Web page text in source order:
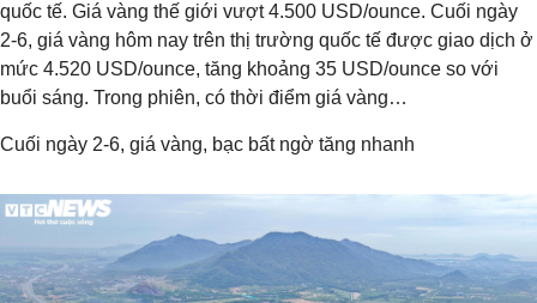
quốc tế. Giá vàng thế giới vượt 4.500 USD/ounce. Cuối ngày
2-6, giá vàng hôm nay trên thị trường quốc tế được giao dịch ở
mức 4.520 USD/ounce, tăng khoảng 35 USD/ounce so với
buổi sáng. Trong phiên, có thời điểm giá vàng…
Cuối ngày 2-6, giá vàng, bạc bất ngờ tăng nhanh